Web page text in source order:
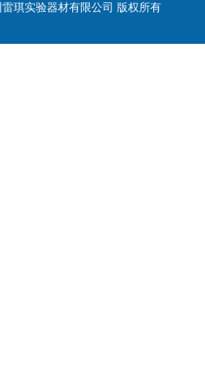
琪实验器材有限公司 版权所有